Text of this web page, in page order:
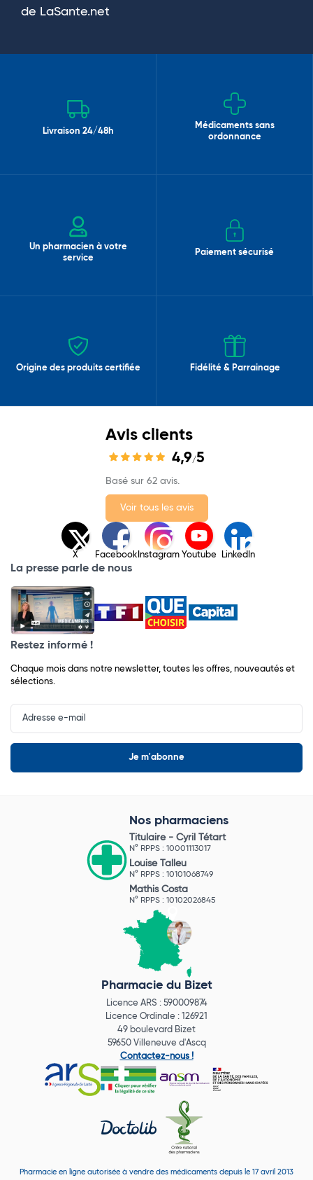
de LaSante.net
Livraison 24/48h
Médicaments sans
ordonnance
Un pharmacien à votre
service
Paiement sécurisé
Origine des produits certifiée Fidélité & Parrainage
Avis clients
4,9/5
Basé sur 62 avis.
Voir tous les avis
X Facebook Instagram Youtube LinkedIn
La presse parle de nous
Restez informé !
Chaque mois dans notre newsletter, toutes les offres, nouveautés et
sélections.
Input
Newsletter
Nos pharmaciens
Titulaire - Cyril Tétart
N° RPPS : 10001113017
Louise Talleu
N° RPPS : 10101068749
Mathis Costa
N° RPPS : 10102026845
Pharmacie du Bizet
Licence ARS : 590009874
Licence Ordinale : 126921
49 boulevard Bizet
59650 Villeneuve d'Ascq
Contactez-nous !
Pharmacie en ligne autorisée à vendre des médicaments depuis le 17 avril 2013